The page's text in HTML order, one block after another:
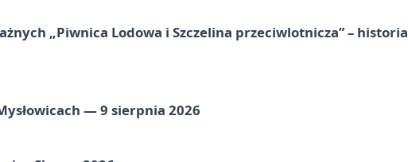
„Piwnica Lodowa i Szczelina przeciwlotnicza” – historia
— 9 sierpnia 2026